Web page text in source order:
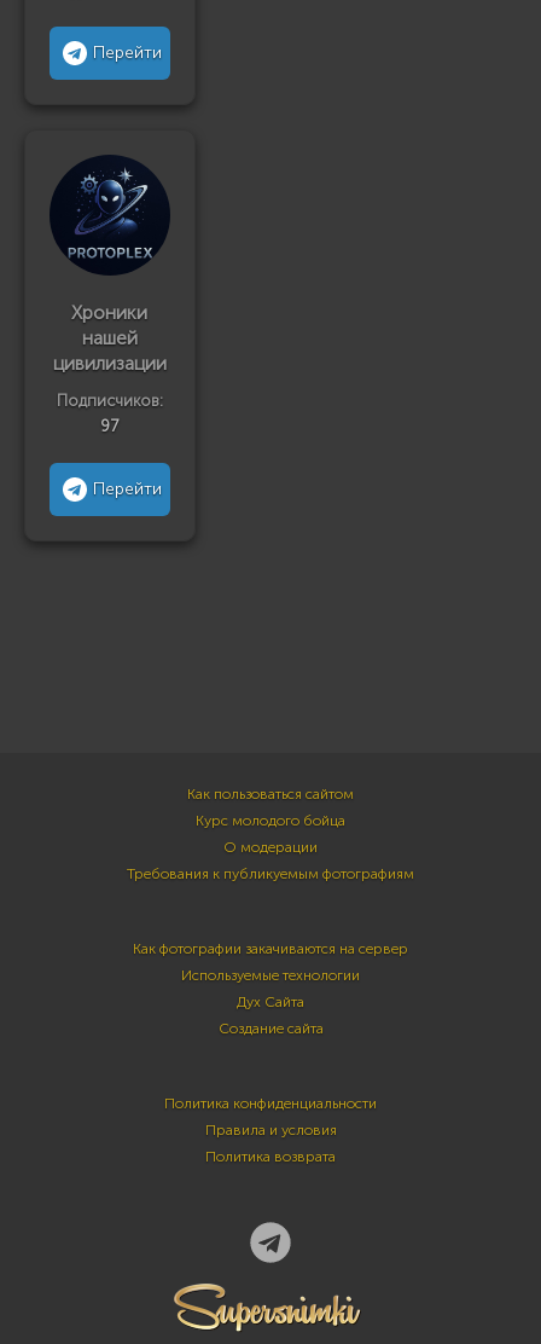
Перейти
Хроники
нашей
цивилизации
Подписчиков:
97
Перейти
Как пользоваться сайтом
Курс молодого бойца
О модерации
Требования к публикуемым фотографиям
Как фотографии закачиваются на сервер
Используемые технологии
Дух Сайта
Создание сайта
Политика конфиденциальности
Правила и условия
Политика возврата